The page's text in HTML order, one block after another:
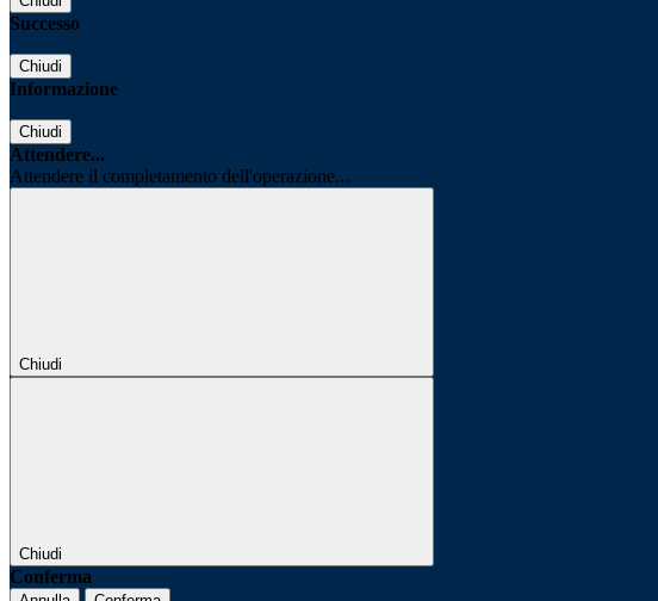
Successo
Chiudi
Informazione
Chiudi
Attendere...
Attendere il completamento dell'operazione...
Chiudi
Chiudi
Conferma